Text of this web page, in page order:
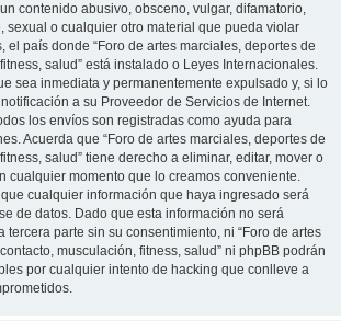
contenido abusivo, obsceno, vulgar, difamatorio,
sexual o cualquier otro material que pueda violar
el país donde “Foro de artes marciales, deportes de
salud” está instalado o Leyes Internacionales.
sea inmediata y permanentemente expulsado y, si lo
a su Proveedor de Servicios de Internet.
los envíos son registradas como ayuda para
Acuerda que “Foro de artes marciales, deportes de
salud” tiene derecho a eliminar, editar, mover o
cualquier momento que lo creamos conveniente.
cualquier información que haya ingresado será
de datos. Dado que esta información no será
tercera parte sin su consentimiento, ni “Foro de artes
musculación, fitness, salud” ni phpBB podrán
por cualquier intento de hacking que conlleve a